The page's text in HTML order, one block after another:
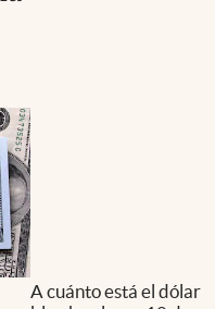
A cuánto está el dólar